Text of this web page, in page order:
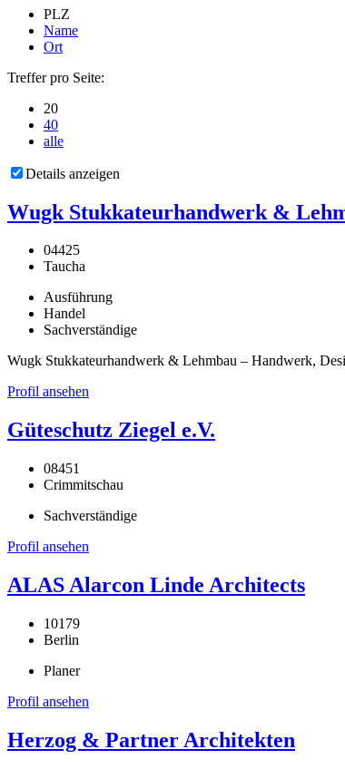
PLZ
Name
Ort
Treffer pro Seite:
20
40
alle
Details anzeigen
Wugk Stukkateurhandwerk &
04425
Taucha
Ausführung
Handel
Sachverständige
Wugk Stukkateurhandwerk & Lehmbau – Handwerk,
Profil ansehen
Güteschutz Ziegel e.V.
08451
Crimmitschau
Sachverständige
Profil ansehen
ALAS Alarcon Linde Architects
10179
Berlin
Planer
Profil ansehen
Herzog & Partner Architekten